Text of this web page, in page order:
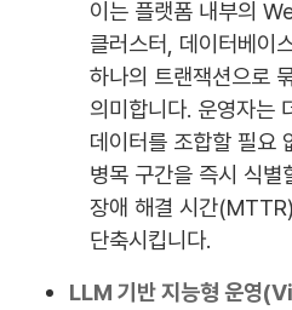
이는 플랫폼 내부의
클러스터, 데이터베이
하나의 트랜잭션으로
의미합니다. 운영자는
데이터를 조합할 필요
병목 구간을 즉시 식별
장애 해결 시간
단축시킵니다.
LLM 기반 지능형 운영